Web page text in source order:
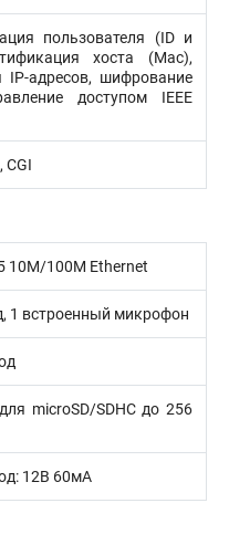
пользователя (ID и
хоста (Mac),
IP-адресов, шифрование
доступом IEEE
CGI
10M/100M Ethernet
1 встроенный микрофон
microSD/SDHC до 256
12В 60мА